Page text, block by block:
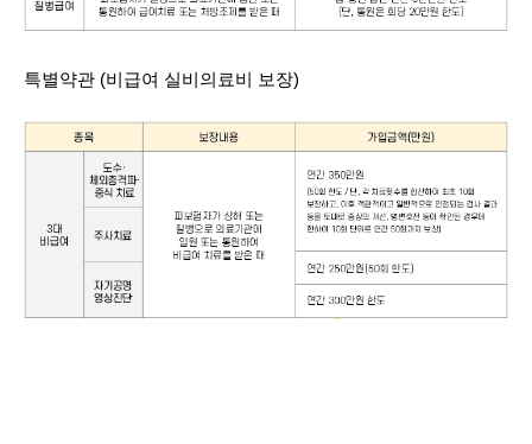
특별약관 (비급여 실비의료비 보장)